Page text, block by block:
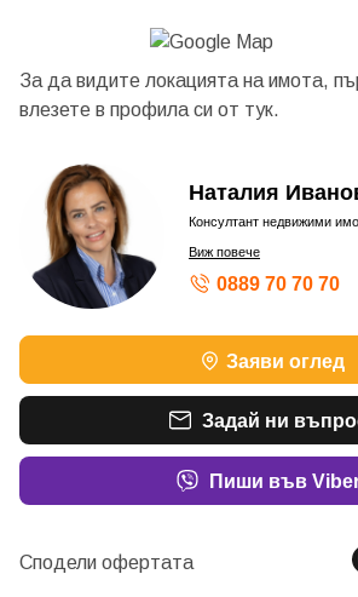
За да видите локацията на имота,
влезете в профила си от тук.
Наталия
Консултант недвижими
Виж повече
0889 70 70 70
Заяви оглед
Задай ни
Пиши във
Сподели офертата